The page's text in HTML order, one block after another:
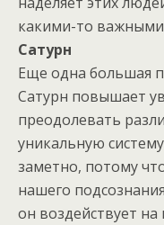
какими-то
Сатурн
Еще одна большая
Сатурн повышает
преодолевать
уникальную
заметно, потому
нашего
он воздействует